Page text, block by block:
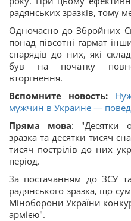
радянських зразків, тому
Одночасно до Збройних
понад півсотні гармат
снарядів до них, які
був на початку
вторгнення.
Вспомните новость:
мужчин в Украине —
Пряма мова: "Десятки
зразка та десятки тисяч
тисяч пострілів до них
період.
За постачанням до ЗСУ
радянського зразка, що
Міноборони України
армією".